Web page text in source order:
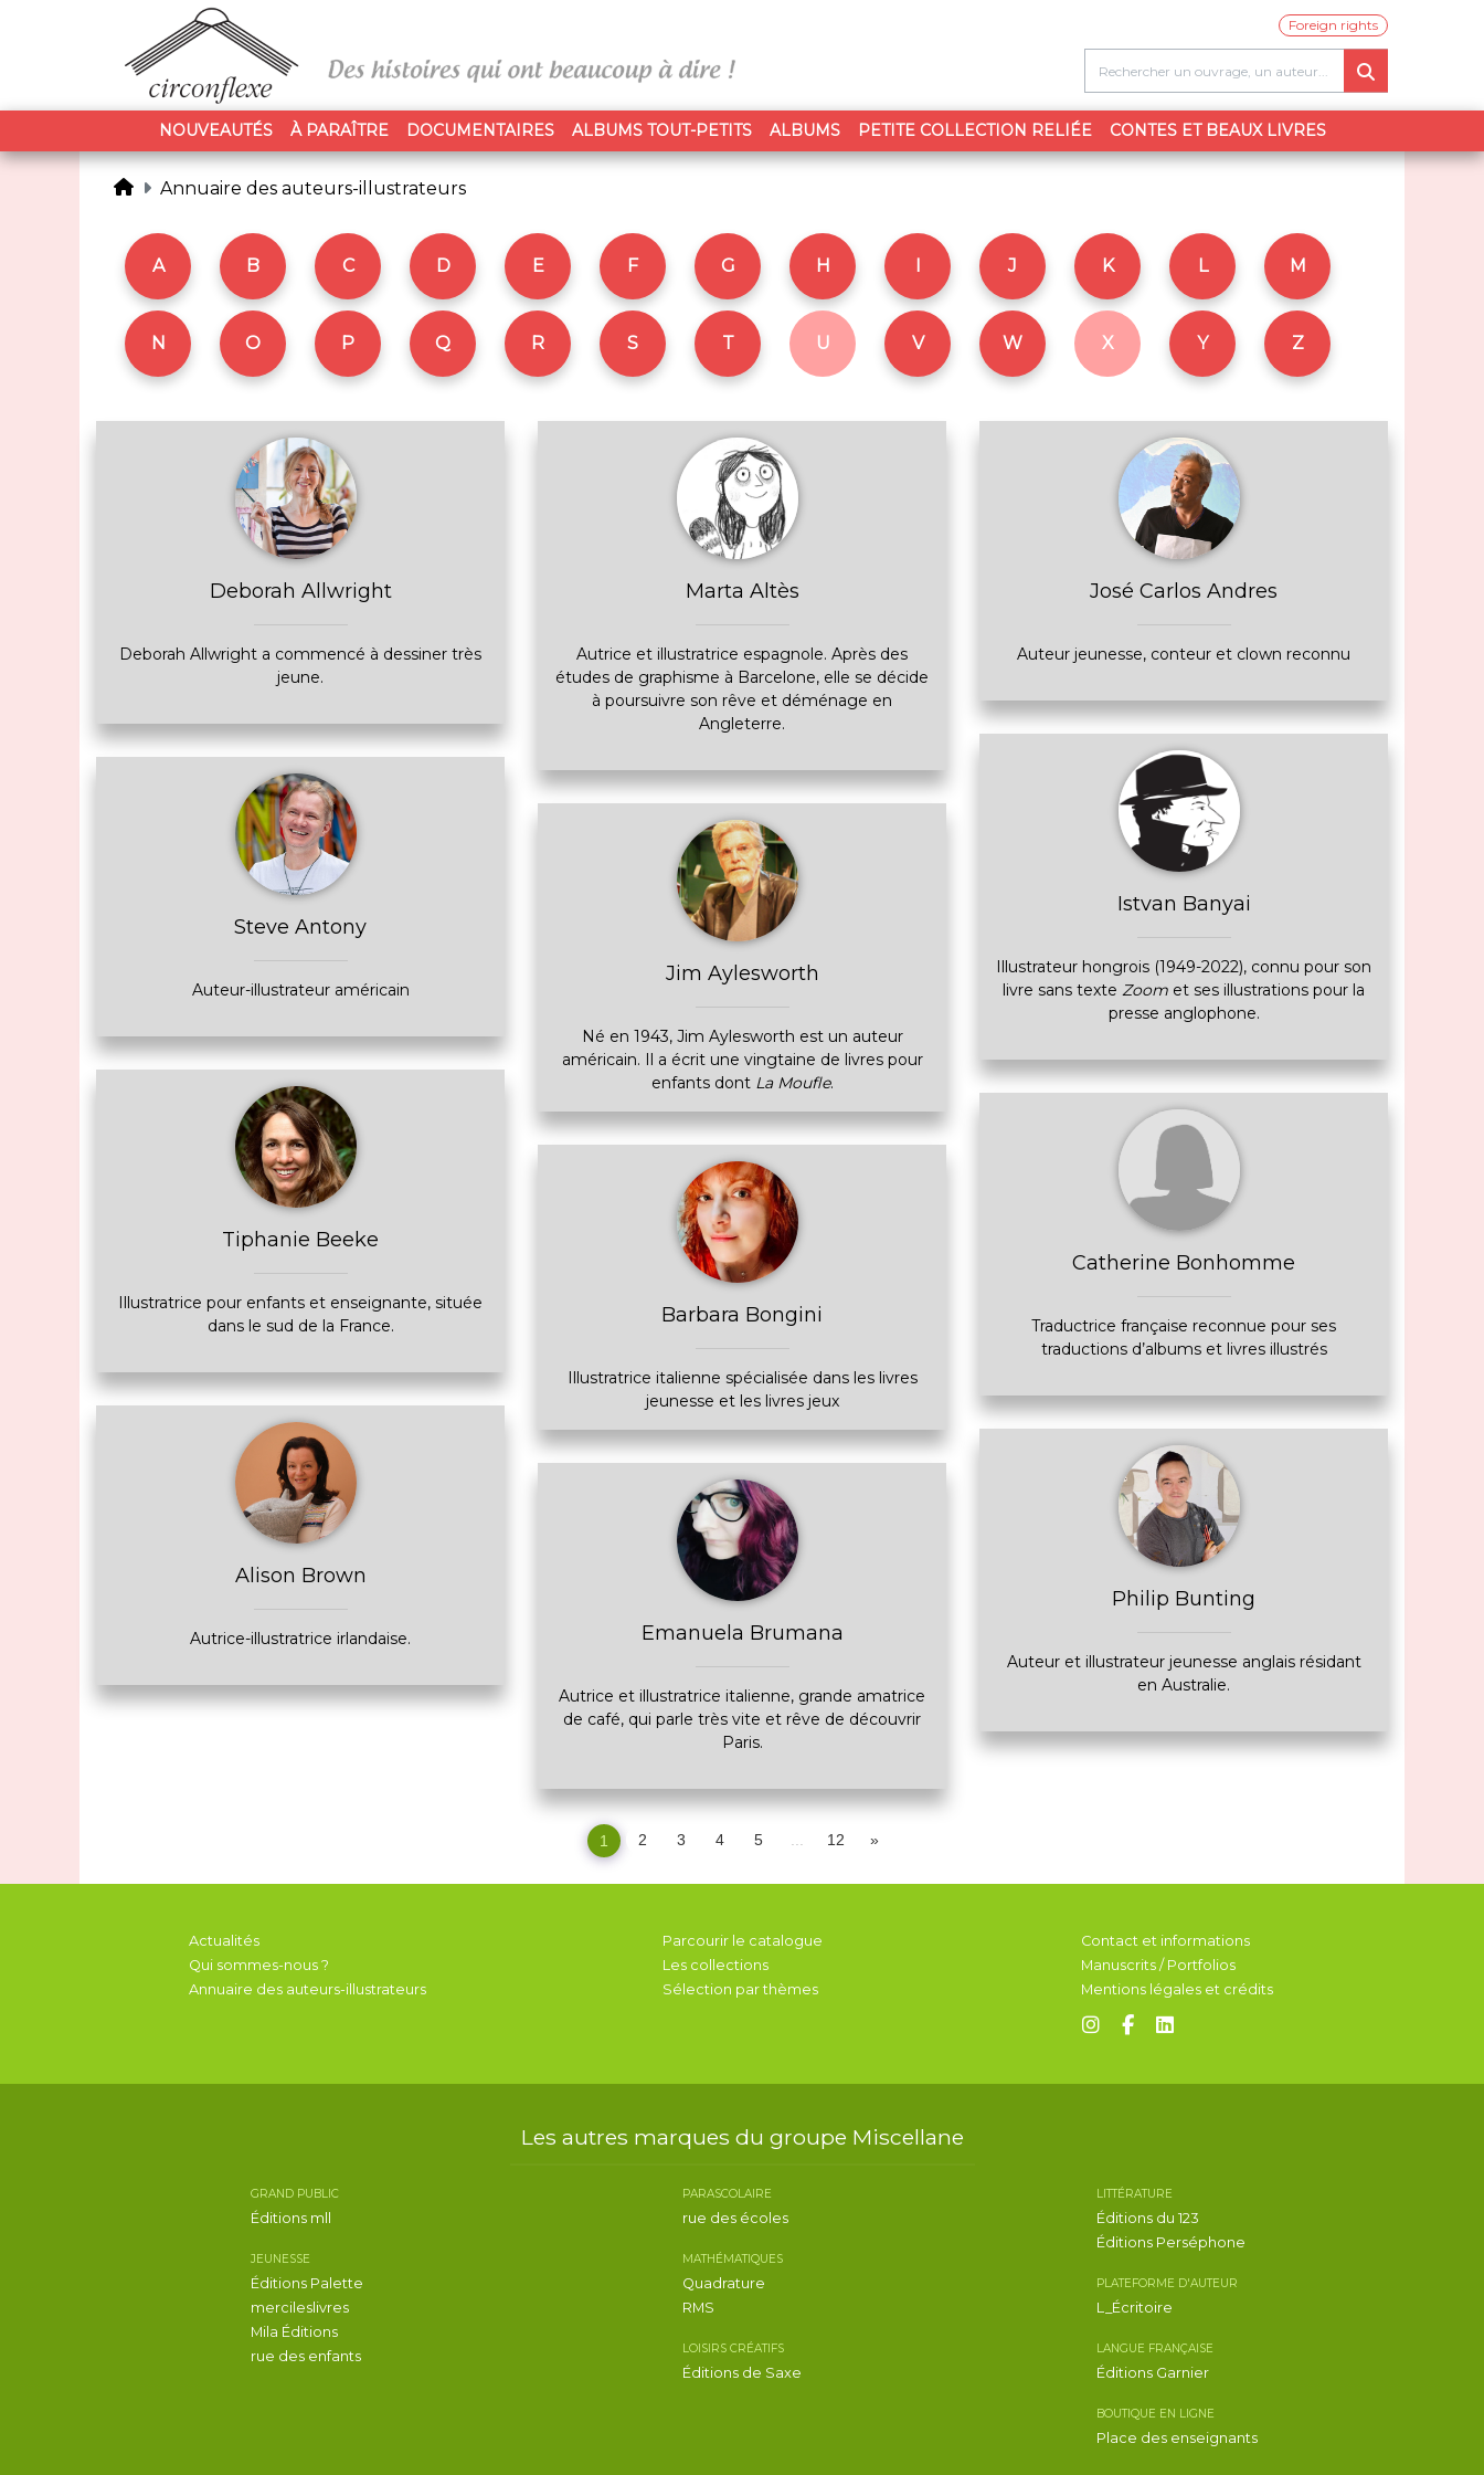
Foreign rights
NOUVEAUTÉS À PARAÎTRE DOCUMENTAIRES ALBUMS TOUT-PETITS ALBUMS PETITE COLLECTION RELIÉE CONTES ET BEAUX LIVRES
Annuaire des auteurs-illustrateurs
A B C D E F G H I J K L M
N O P Q R S T U V W X Y Z
Deborah Allwright
Deborah Allwright a commencé à dessiner très
jeune.
Marta Altès
Autrice et illustratrice espagnole. Après des
études de graphisme à Barcelone, elle se décide
à poursuivre son rêve et déménage en
Angleterre.
José Carlos Andres
Auteur jeunesse, conteur et clown reconnu
Steve Antony
Auteur-illustrateur américain
Jim Aylesworth
Né en 1943, Jim Aylesworth est un auteur
américain. Il a écrit une vingtaine de livres pour
enfants dont La Moufle.
Istvan Banyai
Illustrateur hongrois (1949-2022), connu pour son
livre sans texte Zoom et ses illustrations pour la
presse anglophone.
Tiphanie Beeke
Illustratrice pour enfants et enseignante, située
dans le sud de la France.
Barbara Bongini
Illustratrice italienne spécialisée dans les livres
jeunesse et les livres jeux
Catherine Bonhomme
Traductrice française reconnue pour ses
traductions d’albums et livres illustrés
Alison Brown
Autrice-illustratrice irlandaise. Emanuela Brumana
Autrice et illustratrice italienne, grande amatrice
de café, qui parle très vite et rêve de découvrir
Paris.
Philip Bunting
Auteur et illustrateur jeunesse anglais résidant
en Australie.
1 2 3 4 5 12 »
Actualités
Qui sommes-nous ?
Annuaire des auteurs-illustrateurs
Parcourir le catalogue
Les collections
Sélection par thèmes
Contact et informations
Manuscrits / Portfolios
Mentions légales et crédits
Les autres marques du groupe Miscellane
GRAND PUBLIC
Éditions mll
JEUNESSE
Éditions Palette
mercileslivres
Mila Éditions
rue des enfants
PARASCOLAIRE
rue des écoles
MATHÉMATIQUES
Quadrature
RMS
LOISIRS CRÉATIFS
Éditions de Saxe
LITTÉRATURE
Éditions du 123
Éditions Perséphone
PLATEFORME D'AUTEUR
L_Écritoire
LANGUE FRANÇAISE
Éditions Garnier
BOUTIQUE EN LIGNE
Place des enseignants